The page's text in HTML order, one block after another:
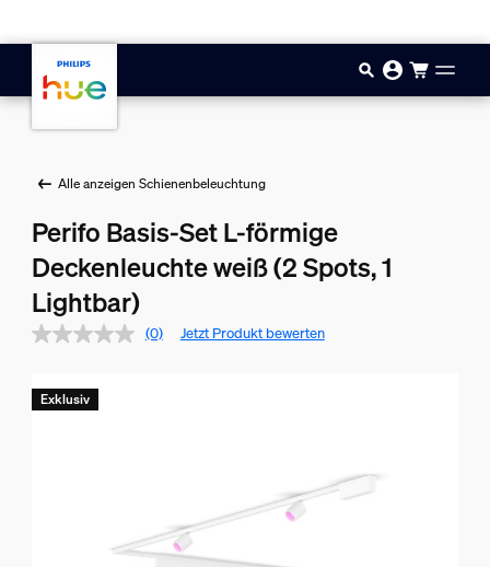
Alle anzeigen Schienenbeleuchtung
Perifo Basis-Set L-förmige
Deckenleuchte weiß (2 Spots, 1
Lightbar)
(0) Jetzt Produkt bewerten
Exklusiv